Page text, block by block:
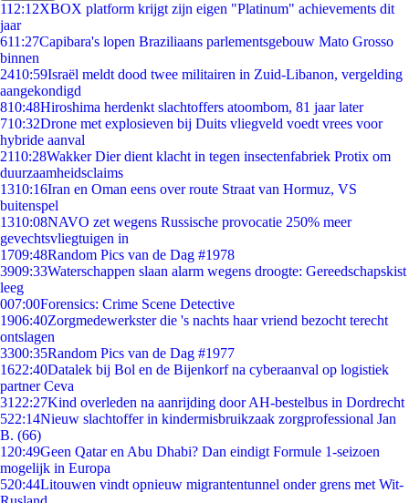
112:12XBOX platform krijgt zijn eigen "Platinum" achievements dit
jaar
611:27Capibara's lopen Braziliaans parlementsgebouw Mato Grosso
binnen
2410:59Israël meldt dood twee militairen in Zuid-Libanon, vergelding
aangekondigd
810:48Hiroshima herdenkt slachtoffers atoombom, 81 jaar later
710:32Drone met explosieven bij Duits vliegveld voedt vrees voor
hybride aanval
2110:28Wakker Dier dient klacht in tegen insectenfabriek Protix om
duurzaamheidsclaims
1310:16Iran en Oman eens over route Straat van Hormuz, VS
buitenspel
1310:08NAVO zet wegens Russische provocatie 250% meer
gevechtsvliegtuigen in
1709:48Random Pics van de Dag #1978
3909:33Waterschappen slaan alarm wegens droogte: Gereedschapskist
leeg
007:00Forensics: Crime Scene Detective
1906:40Zorgmedewerkster die 's nachts haar vriend bezocht terecht
ontslagen
3300:35Random Pics van de Dag #1977
1622:40Datalek bij Bol en de Bijenkorf na cyberaanval op logistiek
partner Ceva
31 22:27Kind overleden na aanrijding door AH-bestelbus in Dordrecht
522:14Nieuw slachtoffer in kindermisbruikzaak zorgprofessional Jan
B. (66)
1 20:49Geen Qatar en Abu Dhabi? Dan eindigt Formule 1-seizoen
mogelijk in Europa
520:44Litouwen vindt opnieuw migrantentunnel onder grens met Wit-